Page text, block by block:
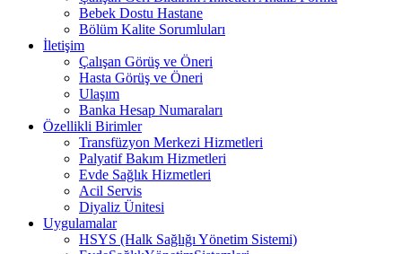
Bebek Dostu Hastane
Bölüm Kalite Sorumluları
İletişim
Çalışan Görüş ve Öneri
Hasta Görüş ve Öneri
Ulaşım
Banka Hesap Numaraları
Özellikli Birimler
Transfüzyon Merkezi Hizmetleri
Palyatif Bakım Hizmetleri
Evde Sağlık Hizmetleri
Acil Servis
Diyaliz Ünitesi
Uygulamalar
HSYS (Halk Sağlığı Yönetim Sistemi)